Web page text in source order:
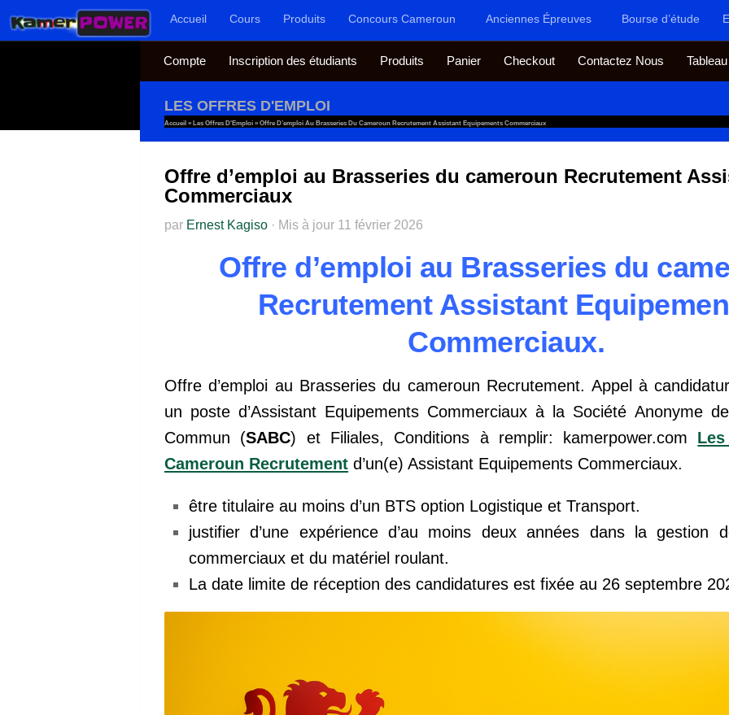
Au dessous du contenuAccueil Cours Produits Concours Cameroun Anciennes Épreuves Bourse d’étude
Compte Inscription des étudiants Produits Panier Checkout Contactez Nous
LES OFFRES D'EMPLOI
Accueil » Les Offres D'Emploi » Offre D’emploi Au Brasseries Du Cameroun Recrutement Assistant Equipements Commerciaux
Offre d’emploi au Brasseries du cameroun Recrutement
Commerciaux
par Ernest Kagiso · Mis à jour 11 février 2026
Offre d’emploi au Brasseries du
Recrutement Assistant
Commerciaux.
Offre d’emploi au Brasseries du cameroun Recrutement. Appel à
un poste d’Assistant Equipements Commerciaux à la Société Anonyme
Commun (SABC) et Filiales, Conditions à remplir: kamerpower.com
Cameroun Recrutement d’un(e) Assistant Equipements Commerciaux.
être titulaire au moins d’un BTS option Logistique et Transport.
justifier d’une expérience d’au moins deux années dans la gestion
commerciaux et du matériel roulant.
La date limite de réception des candidatures est fixée au 26 septembre